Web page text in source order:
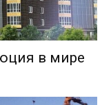
в мире